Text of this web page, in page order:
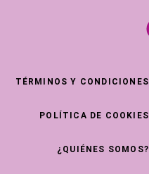
TÉRMINOS Y CONDICIONES
POLÍTICA DE COOKIES
¿QUIÉNES SOMOS?